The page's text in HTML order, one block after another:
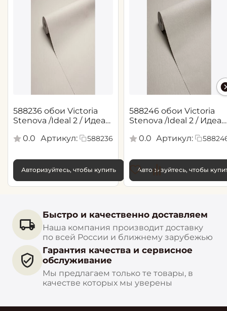
588236 обои Victoria
Stenova /Ideal 2 / Идеал
0.0
Артикул: 588236
Авторизуйтесь, чтобы купить
588246 обои Victoria
Stenova /Ideal 2 / Идеал
0.0 Артикул:
Авторизуйтесь, чтобы
Быстро и качественно доставляем
Наша компания производит доставку
по всей России и ближнему зарубежью
Гарантия качества и сервисное
обслуживание
Мы предлагаем только те товары, в
качестве которых мы уверены